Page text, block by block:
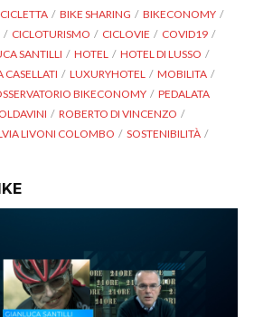
BIKE SHARING
BIKECONOMY
CICLOTURISMO CICLOVIE
COVID19
SANTILLI HOTEL
HOTEL DI LUSSO
CASELLATI LUXURYHOTEL
MOBILITA
BIKECONOMY
PEDALATA
ROBERTO DI VINCENZO
LIVONI COLOMBO
SOSTENIBILITÀ